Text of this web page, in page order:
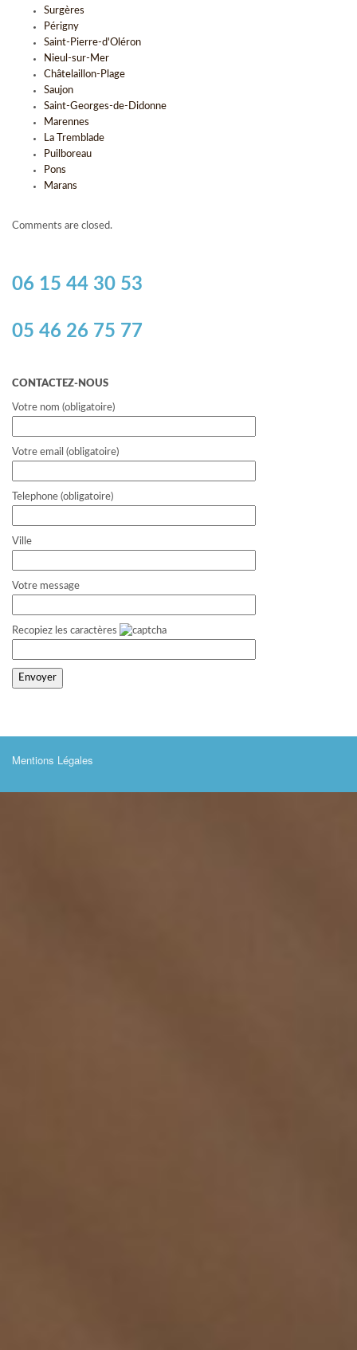
Surgères
Périgny
Saint-Pierre-d'Oléron
Nieul-sur-Mer
Châtelaillon-Plage
Saujon
Saint-Georges-de-Didonne
Marennes
La Tremblade
Puilboreau
Pons
Marans
Comments are closed.
06 15 44 30 53
05 46 26 75 77
CONTACTEZ-NOUS
Votre nom (obligatoire)
Votre email (obligatoire)
Telephone (obligatoire)
Ville
Votre message
Recopiez les caractères
Mentions Légales